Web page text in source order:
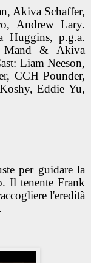
Akiva Schaffer,
Andrew Lary.
Huggins, p.g.a.
Mand & Akiva
Liam Neeson,
CCH Pounder,
Eddie Yu,
per guidare la
Il tenente Frank
l'eredità
.